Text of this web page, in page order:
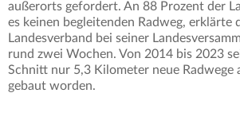
außerorts gefordert. An 88 Prozent der
es keinen begleitenden Radweg, erklärte
Landesverband bei seiner
rund zwei Wochen. Von 2014 bis 2023
Schnitt nur 5,3 Kilometer neue Radwege
gebaut worden.